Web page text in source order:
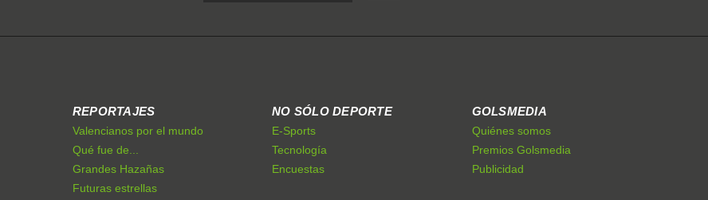
REPORTAJES
Valencianos por el mundo
Qué fue de...
Grandes Hazañas
Futuras estrellas
NO SÓLO DEPORTE
E-Sports
Tecnología
Encuestas
GOLSMEDIA
Quiénes somos
Premios Golsmedia
Publicidad